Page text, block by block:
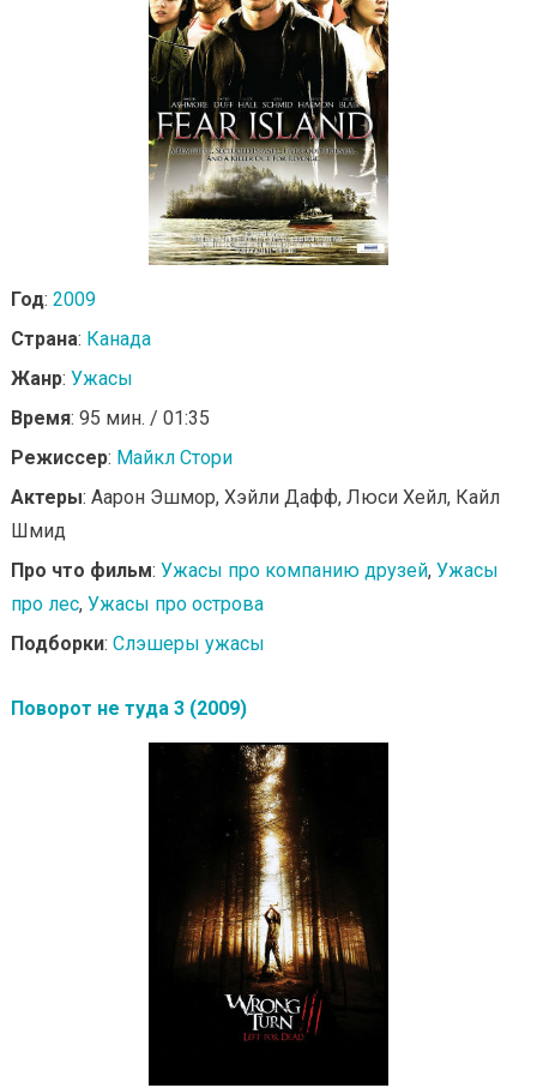
Год: 2009
Страна: Канада
Жанр: Ужасы
Время: 95 мин. / 01:35
Режиссер: Майкл Стори
Актеры: Аарон Эшмор, Хэйли Дафф, Люси Хейл, Кайл
Шмид
Про что фильм: Ужасы про компанию друзей, Ужасы
про лес, Ужасы про острова
Подборки: Слэшеры ужасы
Поворот не туда 3 (2009)